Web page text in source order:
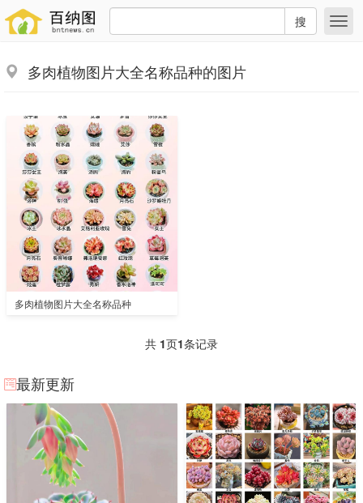
搜
多肉植物图片大全名称品种的图片
多肉植物图片大全名称品种
共 1页1条记录
最新更新